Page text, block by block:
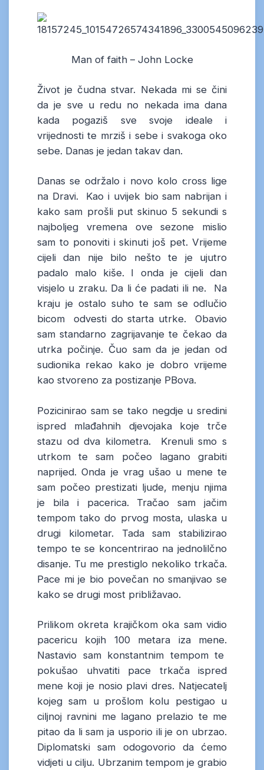
Man of faith – John Locke
Život je čudna stvar. Nekada mi se čini
da je sve u redu no nekada ima dana
kada pogaziš sve svoje ideale i
vrijednosti te mrziš i sebe i svakoga oko
sebe. Danas je jedan takav dan.
Danas se održalo i novo kolo cross lige
na Dravi. Kao i uvijek bio sam nabrijan i
kako sam prošli put skinuo 5 sekundi s
najboljeg vremena ove sezone mislio
sam to ponoviti i skinuti još pet. Vrijeme
cijeli dan nije bilo nešto te je ujutro
padalo malo kiše. I onda je cijeli dan
visjelo u zraku. Da li će padati ili ne. Na
kraju je ostalo suho te sam se odlučio
bicom odvesti do starta utrke. Obavio
sam standarno zagrijavanje te čekao da
utrka počinje. Čuo sam da je jedan od
sudionika rekao kako je dobro vrijeme
kao stvoreno za postizanje PBova.
Pozicinirao sam se tako negdje u sredini
ispred mlađahnih djevojaka koje trče
stazu od dva kilometra. Krenuli smo s
utrkom te sam počeo lagano grabiti
naprijed. Onda je vrag ušao u mene te
sam počeo prestizati ljude, menju njima
je bila i pacerica. Tračao sam jačim
tempom tako do prvog mosta, ulaska u
drugi kilometar. Tada sam stabilizirao
tempo te se koncentrirao na jednolilčno
disanje. Tu me prestiglo nekoliko trkača.
Pace mi je bio povečan no smanjivao se
kako se drugi most približavao.
Prilikom okreta krajičkom oka sam vidio
pacericu kojih 100 metara iza mene.
Nastavio sam konstantnim tempom te
pokušao uhvatiti pace trkača ispred
mene koji je nosio plavi dres. Natjecatelj
kojeg sam u prošlom kolu pestigao u
ciljnoj ravnini me lagano prelazio te me
pitao da li sam ja usporio ili je on ubrzao.
Diplomatski sam odogovorio da ćemo
vidjeti u cilju. Ubrzanim tempom je grabio